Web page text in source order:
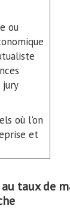
ou
où l'on
et
taux de